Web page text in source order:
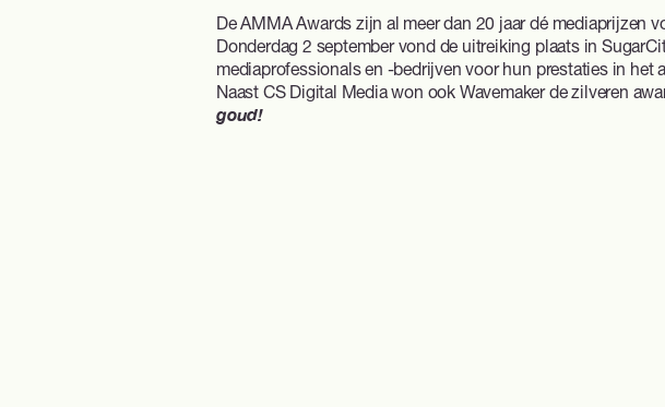
De AMMA Awards zijn al meer dan 20 jaar dé mediaprijzen
Donderdag 2 september vond de uitreiking plaats in
mediaprofessionals en -bedrijven voor hun prestaties in het
Naast CS Digital Media won ook Wavemaker de zilveren
goud!